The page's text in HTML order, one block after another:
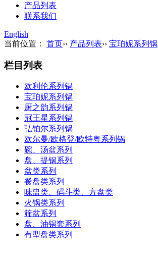
产品列表
联系我们
English
当前位置： 首页›› 产品列表›› 宝珀妮系列锅
栏目列表
欧利伦系列锅
宝珀妮系列锅
厨之韵系列锅
冠王星系列锅
弘铂尔系列锅
欧尔曼/欧格登/欧特粤系列锅
碗、汤盆系列
盘、提锅系列
盆类系列
餐盘类系列
味盅类、码斗类、方盘类
火锅类系列
筛盆系列
盘、油锅套系列
有型盘类系列